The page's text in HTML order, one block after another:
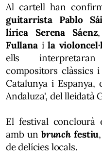
Al cartell han
guitarrista Pablo
lírica Serena Sáenz
Fullanaila
ells
compositors clàssics
Catalunya i Espanya,
Andaluza', del lleidatà
El festival conclourà
amb unbrunchfestiu
de delícies locals.